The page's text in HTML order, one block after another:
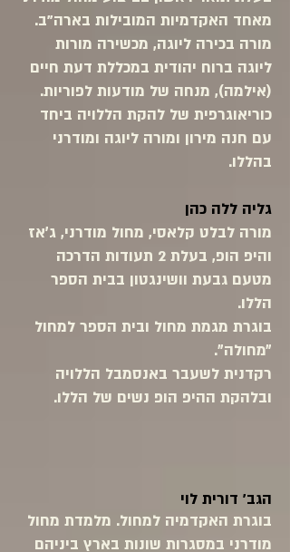
מאחד האקדמיות המובילות בארה''ב.
מורה בכירה ליוגה, מכשירה מורות
ליוגה ברוח יהודית במכללת דעת חיים
(אילמה), מנחה של מודעות לפוריות.
כוריאוגרפית של להקת הללויה ביחד
עם חנה מירון ומורה ליוגה ומודרני
בהללו.
גליה ללה כהן
מורה לבלט קלאסי, מחול מודרני, ג׳אז
והיפ הופ, בעלת 2 תעודות הדרכה
מטעם גבעת וושינגטון בבית הספר
הללו.
בוגרת מגמת מחול ובית הספר למחול
״מחולה״.
רקדנית לשעבר באנסמבל הללויה
ובלהקת ההיפ הופ נשים של הללו.
הגב' דורית לוי
בוגרת האקדמיה למחול. מלמדת מחול
מודרני במסגרות שונות בארץ ביניהם